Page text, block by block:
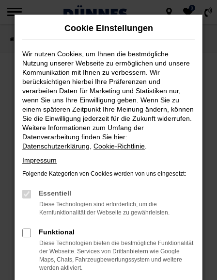
Zum
springen
0
FEHLER: NETWORK ERROR
Beim Laden ist ein Fehler aufgetreten.
Hier sind ein paar Tipps, die dir helfen können:
Überprüfe deine Firewall und deine
Internetverbindung.
Laden andere Webseiten, zum Beispiel
deine Suchmaschine?
Prüfe deine Browsererweiterungen.
Manche Erweiterungen, wie Werbeblocker,
können das Laden bestimmter Seiten
anderen Browser oder in einem privaten
Fenster?
Starte dein Gerät neu.
Cookie Einstellungen
Wir nutzen Cookies, um Ihnen die bestmögliche
Nutzung unserer Webseite zu ermöglichen und unsere
Kommunikation mit Ihnen zu verbessern. Wir
berücksichtigen hierbei Ihre Präferenzen und
verarbeiten Daten für Marketing und Statistiken nur,
wenn Sie uns Ihre Einwilligung geben. Wenn Sie zu
einem späteren Zeitpunkt Ihre Meinung ändern, können
Sie die Einwilligung jederzeit für die Zukunft widerrufen.
Weitere Informationen zum Umfang der
Datenverarbeitung finden Sie hier:
Datenschutzerklärung Cookie-Richtlinie
Impressum
Folgende Kategorien von Cookies werden von uns eingesetzt:
Essentiell
Diese Technologien sind erforderlich, um die
Kernfunktionalität der Webseite zu gewährleisten.
Funktional
Diese Technologien bieten die bestmögliche Funktionalität
der Webseite. Services von Drittanbietern wie Google
Maps, Chats, Fahrzeugbewertungssystem und weitere
werden aktiviert.